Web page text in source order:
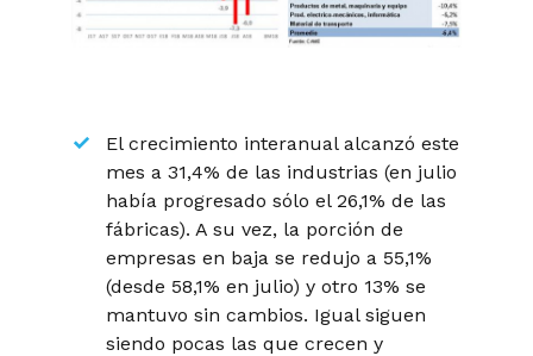
El crecimiento interanual alcanzó este
mes a 31,4% de las industrias (en julio
había progresado sólo el 26,1% de las
fábricas). A su vez, la porción de
empresas en baja se redujo a 55,1%
(desde 58,1% en julio) y otro 13% se
mantuvo sin cambios. Igual siguen
siendo pocas las que crecen y